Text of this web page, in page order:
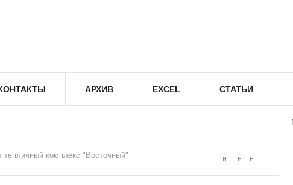
АРХИВ EXCEL СТАТЬИ
тепличный комплекс "Восточный"